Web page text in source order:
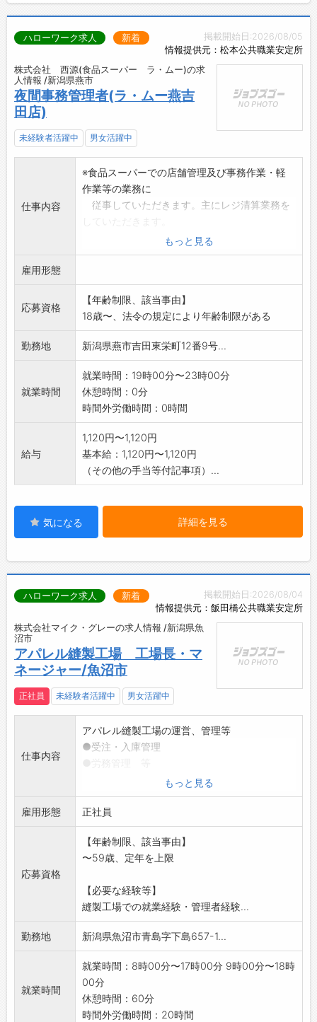
掲載開始日:2026/08/05
情報提供元：松本公共職業安定所
ハローワーク求人 新着
株式会社 西源(食品スーパー ラ・ムー)の求
人情報 /新潟県燕市
夜間事務管理者(ラ・ムー燕吉
田店)
未経験者活躍中 男女活躍中
仕事内容
※食品スーパーでの店舗管理及び事務作業・軽
作業等の業務に
従事していただきます。主にレジ清算業務を
※変更の範囲:会社の定める業務
※長期間勤務出来る方歓迎します。
ください。
もっと見る
雇用形態
応募資格
【年齢制限、該当事由】
18歳〜、法令の規定により年齢制限がある
勤務地 新潟県燕市吉田東栄町12番9号...
就業時間
就業時間：19時00分〜23時00分
休憩時間：0分
時間外労働時間：0時間
給与
1,120円〜1,120円
基本給：1,120円〜1,120円
（その他の手当等付記事項）...
気になる 詳細を見る
掲載開始日:2026/08/04
情報提供元：飯田橋公共職業安定所
ハローワーク求人 新着
株式会社マイク・グレーの求人情報 /新潟県魚
沼市
アパレル縫製工場 工場長・マ
ネージャー/魚沼市
正社員 未経験者活躍中 男女活躍中
仕事内容
アパレル縫製工場の運営、管理等
●受注・入庫管理
※変更範囲:会社の定める業務
もっと見る
雇用形態 正社員
応募資格
【年齢制限、該当事由】
〜59歳、定年を上限
【必要な経験等】
縫製工場での就業経験・管理者経験...
勤務地 新潟県魚沼市青島字下島657-1...
就業時間
就業時間：8時00分〜17時00分 9時00分〜18時
00分
休憩時間：60分
時間外労働時間：20時間